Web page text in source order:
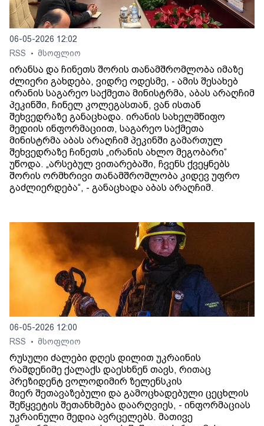
06-05-2026 12:02
RSS
• მსოფლიო
ირანსა და ჩინეთს შორის თანამშრომლობა იმაზე
ძლიერი გახდება, ვიდრე ოდესმე, - ამის შესახებ
ირანის საგარეო საქმეთა მინისტრმა, აბას არაღჩიმ
პეკინში, ჩინელ კოლეგასთან, ვან ისთან
შეხვედრაზე განაცხადა. ირანის სახელმწიფო
მედიის ინფორმაციით, საგარეო საქმეთა
მინისტრმა აბას არაღჩიმ პეკინში გამართულ
შეხვედრაზე ჩინეთს „ირანის ახლო მეგობარი“
უწოდა. „არსებულ ვითარებაში, ჩვენს ქვეყნებს
შორის ორმხრივი თანამშრომლობა კიდევ უფრო
გაძლიერდება“, - განაცხადა აბას არაღჩიმ.
06-05-2026 12:00
RSS
• მსოფლიო
რუსული ძალები დღეს დილით უკრაინის
რამდენიმე ქალაქს დაესხნენ თავს, რითაც
პრეზიდენტ ვოლოდიმირ ზელენსკის
მიერ შეთავაზებული და გამოცხადებული ცეცხლის
შეწყვეტის შეთანხმება დაარღვიეს, - ინფორმაციას
უკრაინული მედია ავრცელებს. მათივე